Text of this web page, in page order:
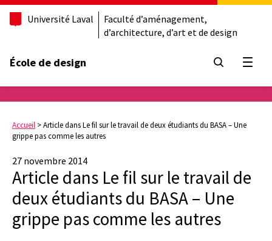
Université Laval
Faculté d’aménagement,
d’architecture, d’art et de design
École de design
Accueil >Article dans Le fil sur le travail de deux étudiants du BASA – Une
grippe pas comme les autres
27 novembre 2014
Article dans Le fil sur le travail de
deux étudiants du BASA – Une
grippe pas comme les autres